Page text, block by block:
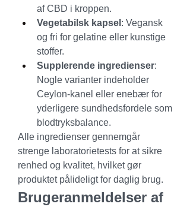
af CBD i kroppen.
Vegetabilsk kapsel : Vegansk
og fri for gelatine eller kunstige
stoffer.
Supplerende ingredienser:
Nogle varianter indeholder
Ceylon-kanel eller enebær for
yderligere sundhedsfordele som
blodtryksbalance.
Alle ingredienser gennemgår
strenge laboratorietests for at sikre
renhed og kvalitet, hvilket gør
produktet pålideligt for daglig brug.